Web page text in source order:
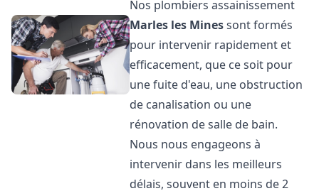
Nos plombiers assainissement
Marles les Minessont formés
pour intervenir rapidement et
efficacement, que ce soit pour
une fuite d'eau, une obstruction
de canalisation ou une
rénovation de salle de bain.
Nous nous engageons à
intervenir dans les meilleurs
délais, souvent en moins de 2